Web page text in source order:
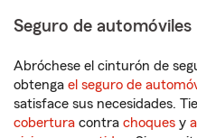
Seguro de automóviles
Abróchese el cinturón de
obtenga el seguro de
satisface sus necesidades.
cobertura contra choques y